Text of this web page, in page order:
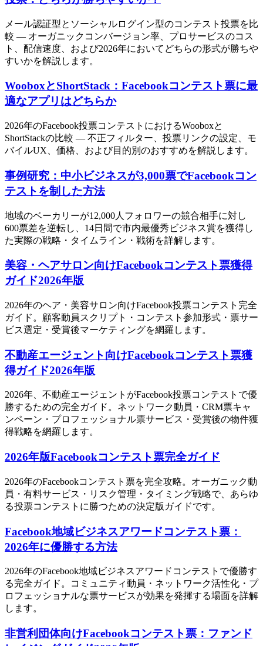
メール認証型とソーシャルログイン型のコンテスト投票を比
較 — オーガニックコンバージョン率、プロサービスのコス
ト、配信速度、および2026年においてどちらの形式が勝ちや
すいかを解説します。
WooboxとShortStack：Facebookコンテスト票に最
適なアプリはどちらか
2026年のFacebook投票コンテストにおけるWooboxと
ShortStackの比較 — 不正フィルター、投票リンクの設定、モ
バイルUX、価格、および目的別のおすすめを解説します。
事例研究：中小ビジネスが3,000票でFacebookコン
テストを制した方法
地域のベーカリーが12,000人フォロワーの競合相手に対し
600票差を逆転し、14日間で市内最優秀ビジネス賞を獲得し
た実際の戦略・タイムライン・戦術を詳解します。
美容・ヘアサロン向けFacebookコンテスト票獲得
ガイド2026年版
2026年のヘア・美容サロン向けFacebook投票コンテスト完全
ガイド。顧客動員スクリプト・コンテスト参加形式・票サー
ビス選定・受賞後マーケティングを網羅します。
不動産エージェント向けFacebookコンテスト票獲
得ガイド2026年版
2026年、不動産エージェントがFacebook投票コンテストで優
勝するための完全ガイド。ネットワーク動員・CRM票キャ
ンペーン・プロフェッショナル票サービス・受賞後の物件獲
得戦略を網羅します。
2026年版Facebookコンテスト票完全ガイド
2026年のFacebookコンテスト票を完全攻略。オーガニック動
員・有料サービス・リスク管理・タイミング戦略で、あらゆ
る投票コンテストに勝つための決定版ガイドです。
Facebook地域ビジネスアワードコンテスト票：
2026年に優勝する方法
2026年のFacebook地域ビジネスアワードコンテストで優勝す
る完全ガイド。コミュニティ動員・ネットワーク活性化・プ
ロフェッショナルな票サービスが効果を発揮する場面を詳解
します。
非営利団体向けFacebookコンテスト票：ファンド